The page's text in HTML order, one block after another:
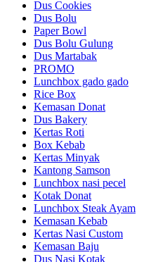
Dus Cookies
Dus Bolu
Paper Bowl
Dus Bolu Gulung
Dus Martabak
PROMO
Lunchbox gado gado
Rice Box
Kemasan Donat
Dus Bakery
Kertas Roti
Box Kebab
Kertas Minyak
Kantong Samson
Lunchbox nasi pecel
Kotak Donat
Lunchbox Steak Ayam
Kemasan Kebab
Kertas Nasi Custom
Kemasan Baju
Dus Nasi Kotak